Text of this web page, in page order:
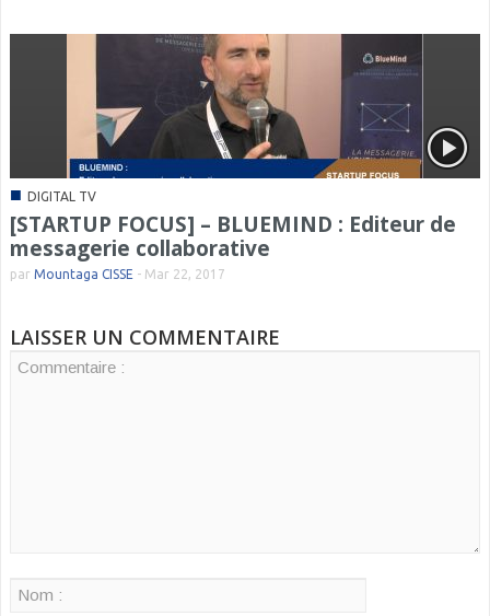
■ DIGITAL TV
[STARTUP FOCUS] – BLUEMIND : Editeur de
messagerie collaborative
par Mountaga CISSE - Mar 22, 2017
LAISSER UN COMMENTAIRE